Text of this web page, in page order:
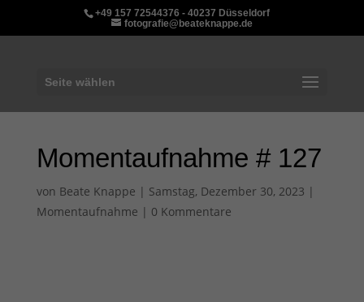
+49 157 72544376 - 40237 Düsseldorf
fotografie@beateknappe.de
Seite wählen
Momentaufnahme # 127
von Beate Knappe | Samstag, Dezember 30, 2023 |
Momentaufnahme | 0 Kommentare